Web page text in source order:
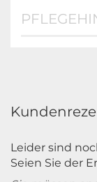
Leider sind
Seien Sie der